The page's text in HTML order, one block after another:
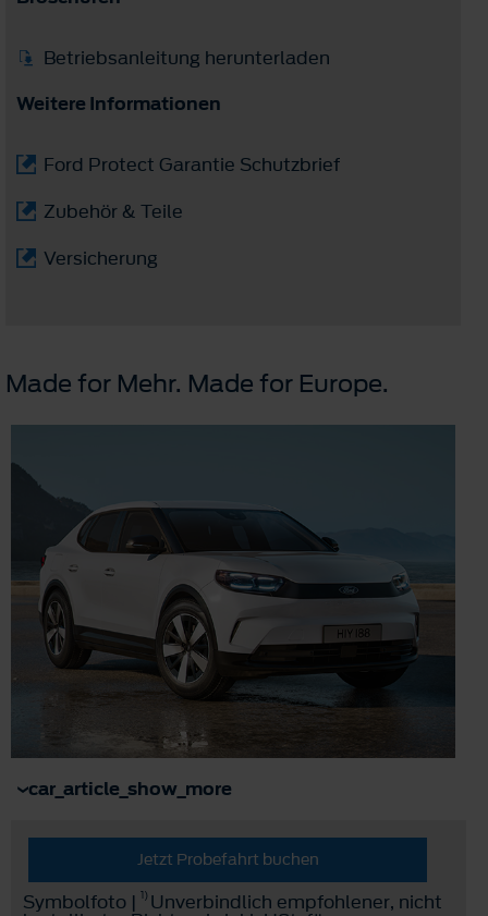
Betriebsanleitung herunterladen
Weitere Informationen
Ford Protect Garantie Schutzbrief
Zubehör & Teile
Versicherung
Made for Mehr. Made for Europe.
car_article_show_more
Jetzt Probefahrt buchen
Symbolfoto | 1) Unverbindlich empfohlener, nicht